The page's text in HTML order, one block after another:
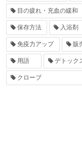
目の疲れ・充血の緩和
保存方法 入浴剤
免疫力アップ 販
用語 デトック
クローブ